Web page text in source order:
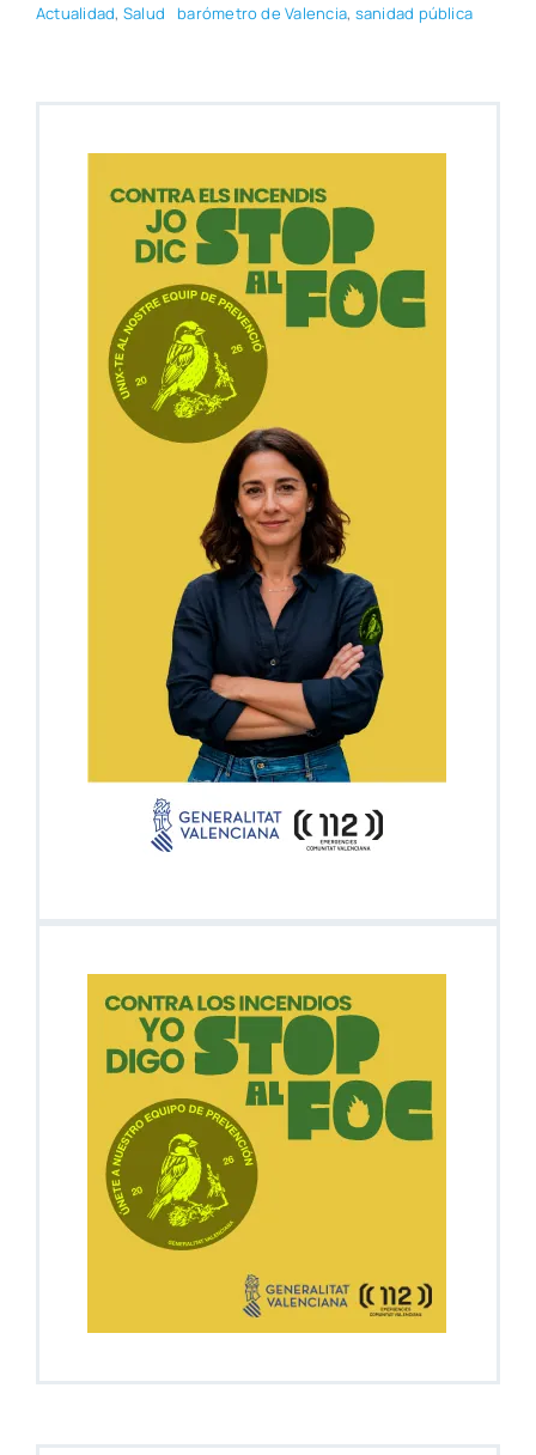
Actua­li­dad, Salud baró­me­tro de Valen­cia, sani­dad públi­ca